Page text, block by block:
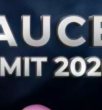
สหรัฐฯ ยังคงเคลื่อนไหว
โดยตรงเนื่องจากนโยบา
ะสูญเสียเสียงข้างมากใน
งสหรัฐฯ รวมถึงมาตรการ
ารใช้มาตรา 301 ของ
คำสั่งพิเศษได้โดยไม่ต้อง